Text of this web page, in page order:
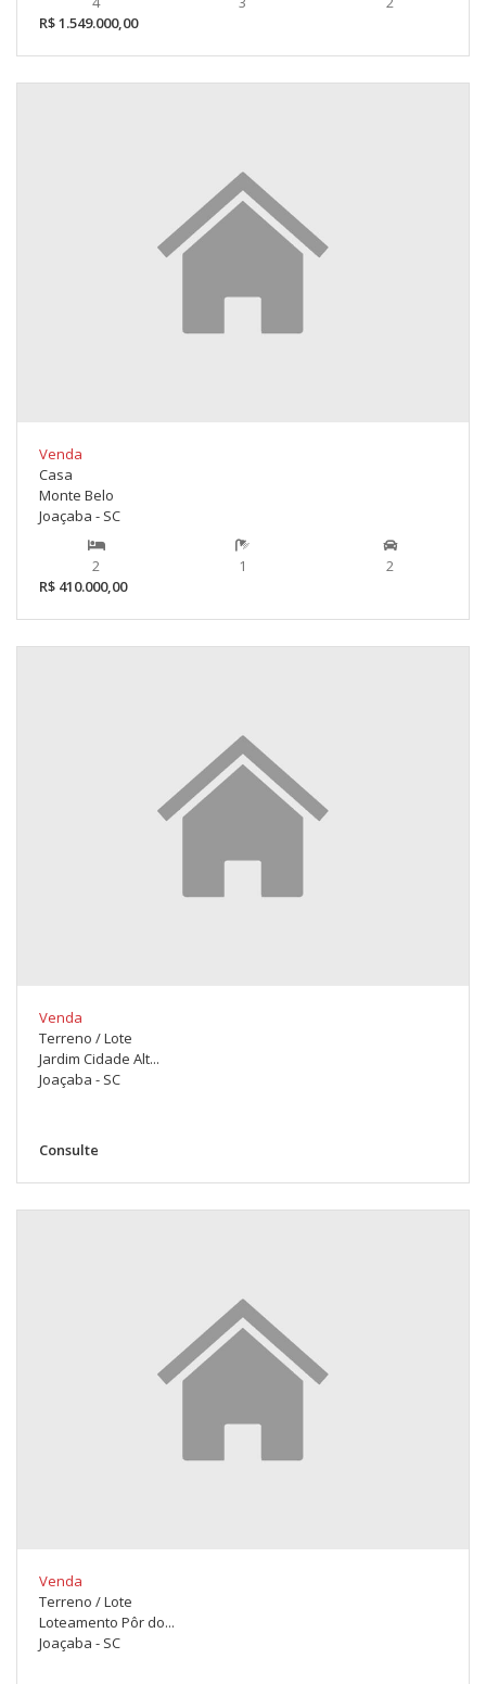
R$ 1.549.000,00
Venda
Casa
Monte Belo
Joaçaba - SC
2 1
2
R$ 410.000,00
Venda
Terreno / Lote
Jardim Cidade Alt...
Joaçaba - SC
Consulte
Venda
Terreno / Lote
Loteamento Pôr do...
Joaçaba - SC